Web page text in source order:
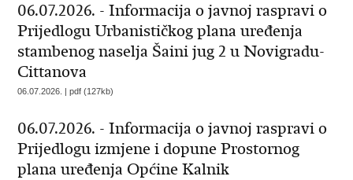
06.07.2026. - Informacija o javnoj raspravi o
Prijedlogu Urbanističkog plana uređenja
stambenog naselja Šaini jug 2 u Novigradu-
Cittanova
06.07.2026. | pdf (127kb)
06.07.2026. - Informacija o javnoj raspravi o
Prijedlogu izmjene i dopune Prostornog
plana uređenja Općine Kalnik